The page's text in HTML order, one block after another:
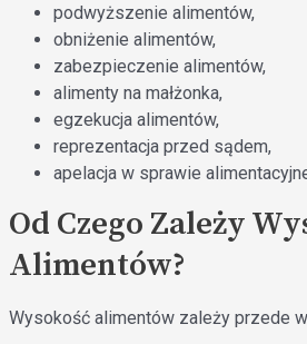
podwyższenie alimentów,
obniżenie alimentów,
zabezpieczenie alimentów,
alimenty na małżonka,
egzekucja alimentów,
reprezentacja przed sądem,
apelacja w sprawie
Od Czego Zależy
Alimentów?
Wysokość alimentów zależy przede